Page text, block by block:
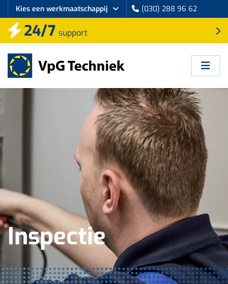
Kies een werkmaatschappij (030) 288 96 62
24/7 support
Inspectie